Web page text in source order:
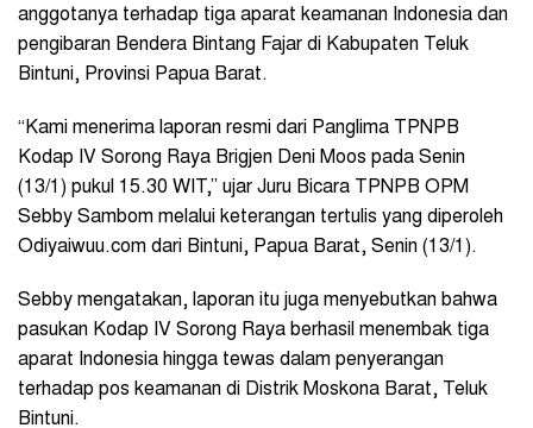
anggotanya terhadap tiga aparat keamanan Indonesia dan
pengibaran Bendera Bintang Fajar di Kabupaten Teluk
Bintuni, Provinsi Papua Barat.
“Kami menerima laporan resmi dari Panglima TPNPB
Kodap IV Sorong Raya Brigjen Deni Moos pada Senin
(13/1) pukul 15.30 WIT,” ujar Juru Bicara TPNPB OPM
Sebby Sambom melalui keterangan tertulis yang diperoleh
Odiyaiwuu.com dari Bintuni, Papua Barat, Senin (13/1).
Sebby mengatakan, laporan itu juga menyebutkan bahwa
pasukan Kodap IV Sorong Raya berhasil menembak tiga
aparat Indonesia hingga tewas dalam penyerangan
terhadap pos keamanan di Distrik Moskona Barat, Teluk
Bintuni.